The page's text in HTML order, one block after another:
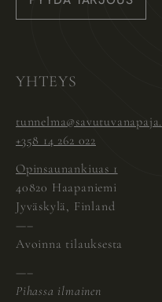
YHTEYS
+358 14 262 022
Opinsaunankiuas 1
40820 Haapaniemi
Jyväskylä, Finland
—–
Avoinna tilauksesta
—–
Pihassa ilmainen